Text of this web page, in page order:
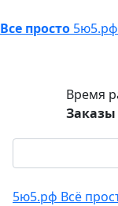
Все просто 5ю5.рф
Время
5ю5.рф Всё